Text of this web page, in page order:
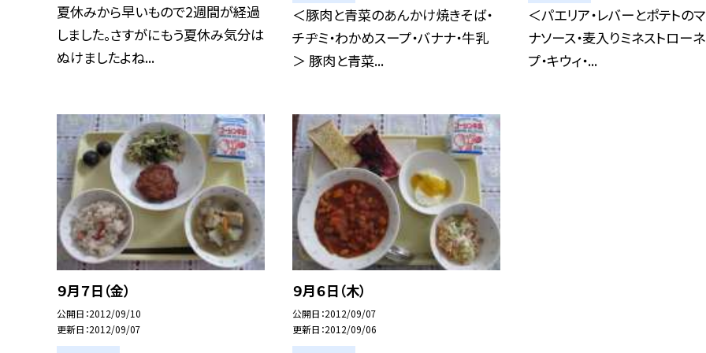
夏休みから早いもので2週間が経過
しました。さすがにもう夏休み気分は
ぬけましたよね...
＜豚肉と青菜のあんかけ焼きそば・
チヂミ・わかめスープ・バナナ・牛乳
＞ 豚肉と青菜...
＜パエリア・レバーとポテトの
ナソース・麦入りミネストロー
プ・キウィ・...
９月７日（金）
公開日 2012/09/10
更新日 2012/09/07
９月６日（木）
公開日 2012/09/07
更新日 2012/09/06